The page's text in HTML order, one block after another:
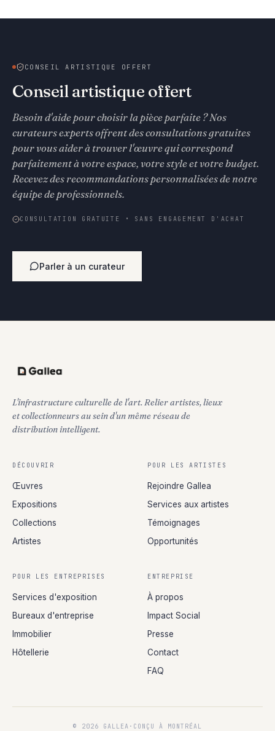
CONSEIL ARTISTIQUE OFFERT
Conseil artistique offert
Besoin d'aide pour choisir la pièce parfaite ? Nos
curateurs experts offrent des consultations gratuites
pour vous aider à trouver l'œuvre qui correspond
parfaitement à votre espace, votre style et votre budget.
Recevez des recommandations personnalisées de notre
équipe de professionnels.
CONSULTATION GRATUITE • SANS ENGAGEMENT D'ACHAT
Parler à un curateur
L'infrastructure culturelle de l'art. Relier artistes, lieux
et collectionneurs au sein d'un même réseau de
distribution intelligent.
DÉCOUVRIR
Œuvres
Expositions
Collections
Artistes
POUR LES ARTISTES
Rejoindre Gallea
Services aux artistes
Témoignages
Opportunités
POUR LES ENTREPRISES
Services d'exposition
Bureaux d'entreprise
Immobilier
Hôtellerie
ENTREPRISE
À propos
Impact Social
Presse
Contact
FAQ
© 2026 GALLEA · CONÇU À MONTRÉAL